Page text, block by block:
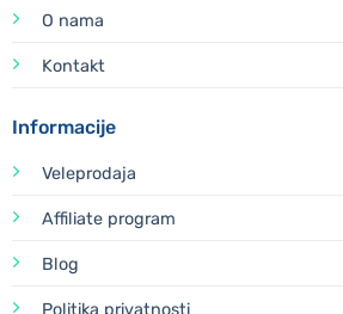
O nama
Kontakt
Informacije
Veleprodaja
Affiliate program
Blog
Politika privatnosti